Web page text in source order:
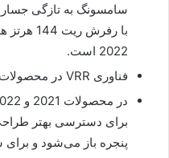
سامسونگ به تازگی
با رفرش
2022 است.
فناوری VRR در محصولات حرفه‌ای هر 2 برند وجود دارند.
برای دسترسی بهتر
پنجره باز می‌شود و